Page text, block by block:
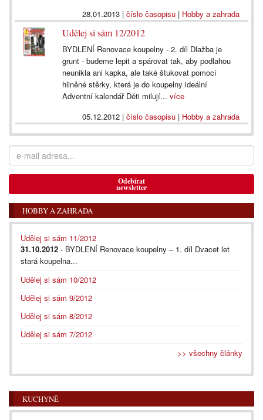
28.01.2013| číslo časopisu| Hobby a zahrada
Udělej si sám 12/2012
BYDLENÍ Renovace koupelny - 2. díl Dlažba je
grunt - budeme lepit a spárovat tak, aby podlahou
neunikla ani kapka, ale také štukovat pomocí
hliněné stěrky, která je do koupelny ideální
Adventní kalendář Děti milují...více
05.12.2012| číslo časopisu| Hobby a zahrada
Odebírat
newsletter
HOBBY A ZAHRADA
Udělej si sám 11/2012
31.10.2012 - BYDLENÍ Renovace koupelny – 1. díl Dvacet let
stará koupelna...
Udělej si sám 10/2012
Udělej si sám 9/2012
Udělej si sám 8/2012
Udělej si sám 7/2012
>> všechny články
KUCHYNĚ